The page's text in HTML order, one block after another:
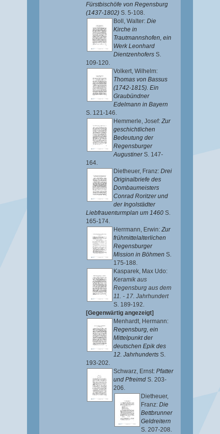
Fürstbischöfe von Regensburg
(1437-1802) S. 5-108.
Boll, Walter: Die
Kirche in
Trautmannshofen, ein
Werk Leonhard
Dientzenhofers S.
109-120.
Volkert, Wilhelm:
Thomas von Bassus
(1742-1815). Ein
Graubündner
Edelmann in Bayern
S. 121-146.
Hemmerle, Josef:Zur
geschichtlichen
Bedeutung der
Regensburger
AugustinerS. 147-
164.
Dietheuer, Franz: Drei
Originalbriefe des
Dombaumeisters
Conrad Roritzer und
der Ingolstädter
Liebfrauenturmplan um 1460 S.
165-174.
Herrmann, Erwin:Zur
frühmittelalterlichen
Regensburger
Mission in Böhmen S.
175-188.
Kasparek, Max Udo:
Keramik aus
Regensburg aus dem
11. - 17. Jahrhundert
S. 189-192.
[Gegenwärtig angezeigt]
Menhardt, Hermann:
Regensburg, ein
Mittelpunkt der
deutschen Epik des
12. Jahrhunderts S.
193-202.
Schwarz, Ernst: Pfatter
und Pfreimd S. 203-
206.
Dietheuer,
Franz: Die
Bettbrunner
Geldreitern
S. 207-208.